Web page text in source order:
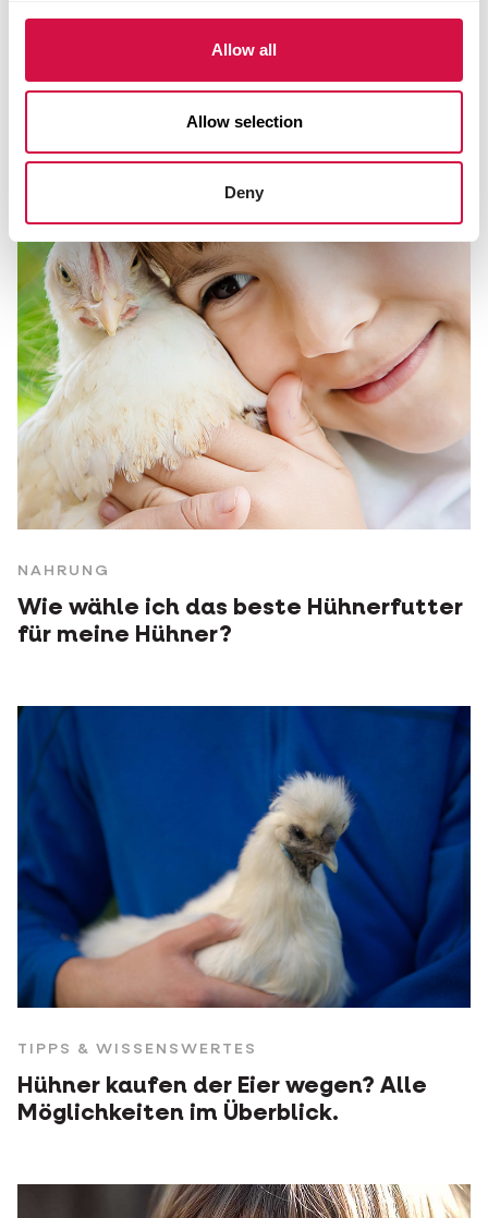
Allow all
Allow selection
Deny
NAHRUNG
Wie wähle ich das beste Hühnerfutter
für meine Hühner?
TIPPS & WISSENSWERTES
Hühner kaufen der Eier wegen? Alle
Möglichkeiten im Überblick.